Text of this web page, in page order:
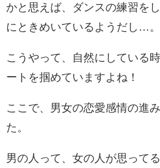
かと思えば、ダンスの練習を
にときめいているようだし…。
こうやって、自然にしている
ートを掴めていますよね！
ここで、男女の恋愛感情の進
た。
男の人って、女の人が思って